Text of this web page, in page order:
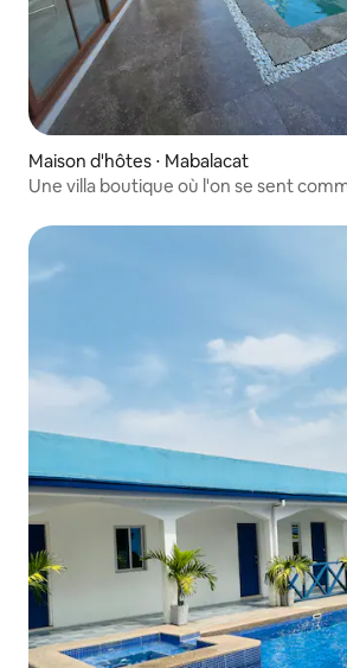
Maison d'hôtes ⋅ Mabalacat
Une villa boutique où l'on se sent